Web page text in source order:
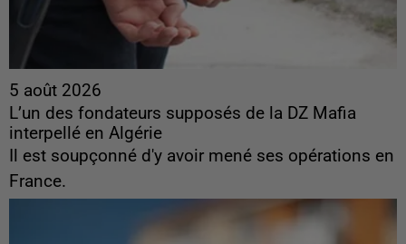
5 août 2026
L’un des fondateurs supposés de la DZ Mafia
interpellé en Algérie
Il est soupçonné d'y avoir mené ses opérations en
France.